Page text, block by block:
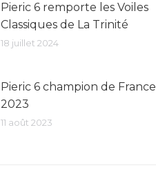
Pieric 6 remporte les Voiles
Classiques de La Trinité
18 juillet 2024
Pieric 6 champion de France
2023
11 août 2023